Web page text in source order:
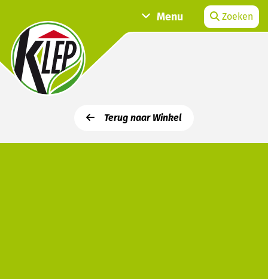
Menu Zoeken
Terug naar Winkel